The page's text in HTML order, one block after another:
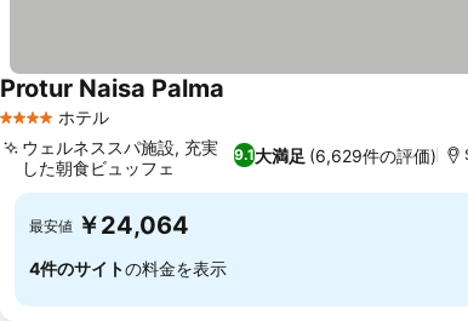
4 ホテルのランク
ホテル
Protur Naisa Palma
9.1大満足 (6,629件の評価)
ウェルネススパ施設, 充実
した朝食ビュッフェ
最安値 ￥24,064
4件のサイトの料金を表示